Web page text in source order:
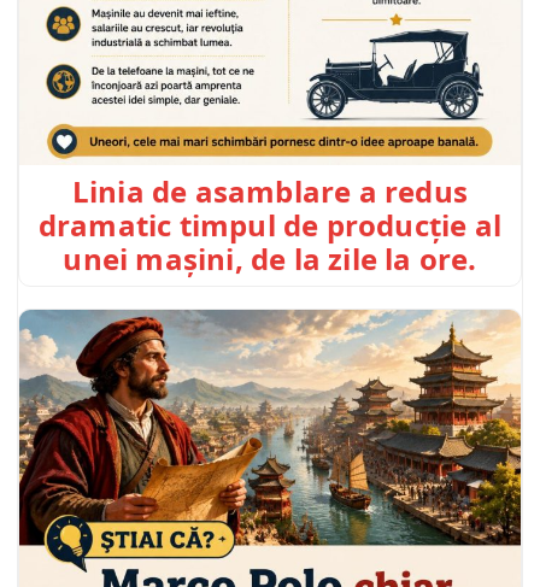
Linia de asamblare a redus
dramatic timpul de producție al
unei mașini, de la zile la ore.